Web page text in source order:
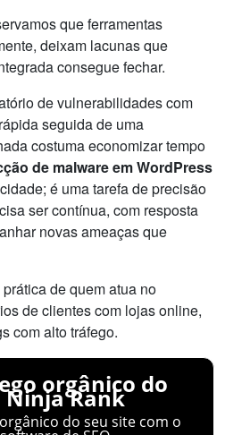
que ferramentas
deixam lacunas que
consegue fechar.
de vulnerabilidades com
seguida de uma
costuma economizar tempo
de malware em WordPress
é uma tarefa de precisão
ser contínua, com resposta
novas ameaças que
de quem atua no
de clientes com lojas online,
com alto tráfego.
orgânico do
Ninja Rank
do seu site com o